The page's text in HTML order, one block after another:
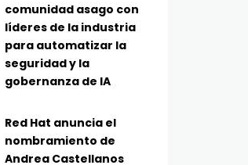
comunidad asago con
líderes de la industria
para automatizar la
seguridad y la
gobernanza de IA
Red Hat anuncia el
nombramiento de
Andrea Castellanos